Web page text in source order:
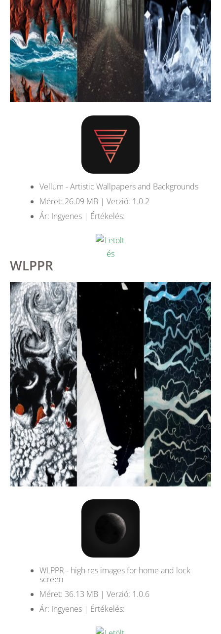
Vellum - Artistic Wallpapers and Backgrounds
Méret: 26.09 MB | Verzió: 1.0.2
Ár: Ingyenes | Értékelés:
WLPPR
WLPPR - high res images for home and lock
screen
Méret: 36.13 MB | Verzió: 1.0.6
Ár: Ingyenes | Értékelés: